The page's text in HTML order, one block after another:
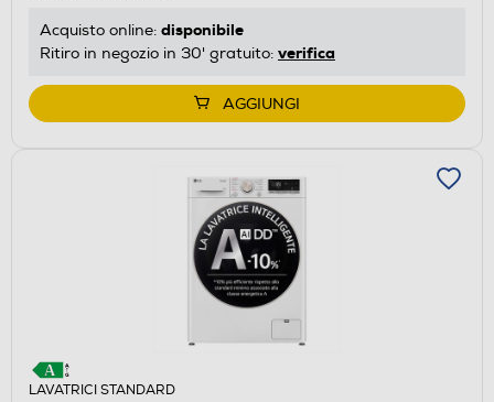
Acquisto online: disponibile
Ritiro in negozio in 30' gratuito: verifica
AGGIUNGI
LAVATRICI STANDARD